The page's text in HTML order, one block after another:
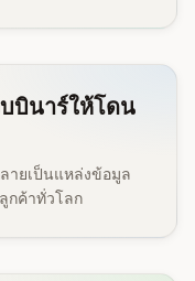
บินาร์ให้โดน
ายเป็นแหล่งข้อมูล
กค้าทั่วโลก